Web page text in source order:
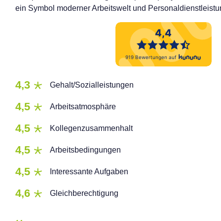
4,3 Gehalt/Sozialleistungen
4,5 Arbeitsatmosphäre
4,5 Kollegenzusammenhalt
4,5 Arbeitsbedingungen
4,5 Interessante Aufgaben
4,6 Gleichberechtigung